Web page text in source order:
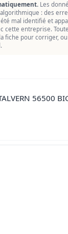
Les
: des
mal identifié et
cette entreprise.
fiche pour corriger,
56500